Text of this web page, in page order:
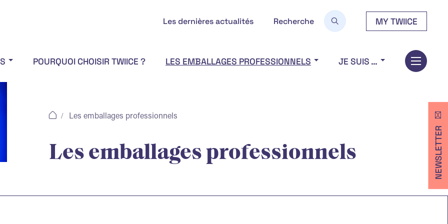
Les dernières actualités Recherche MY TWIICE
POURQUOI CHOISIR TWIICE ? LES EMBALLAGES PROFESSIONNELS JE SUIS …
NEWSLETTER
Les emballages professionnels
Les emballages professionnels